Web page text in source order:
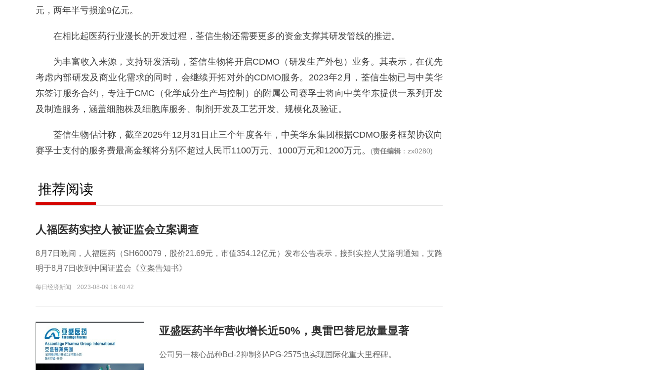
元，两年半亏损逾9亿元。
在相比起医药行业漫长的开发过程，荃信生物还需要更多的资金支撑其研发管线的推进。
为丰富收入来源，支持研发活动，荃信生物将开启CDMO（研发生产外包）业务。其表示，在优先
考虑内部研发及商业化需求的同时，会继续开拓对外的CDMO服务。2023年2月，荃信生物已与中美华
东签订服务合约，专注于CMC（化学成分生产与控制）的附属公司赛孚士将向中美华东提供一系列开发
及制造服务，涵盖细胞株及细胞库服务、制剂开发及工艺开发、规模化及验证。
荃信生物估计称，截至2025年12月31日止三个年度各年，中美华东集团根据CDMO服务框架协议向
赛孚士支付的服务费最高金额将分别不超过人民币1100万元、1000万元和1200万元。
(责任编辑 ：zx0280)
推荐阅读
人福医药实控人被证监会立案调查
8月7日晚间，人福医药（SH600079，股价21.69元，市值354.12亿元）发布公告表示，接到实控人艾路明通知，艾路
明于8月7日收到中国证监会《立案告知书》
每日经济新闻 2023-08-09 16:40:42
亚盛医药半年营收增长近50%，奥雷巴替尼放量显著
公司另一核心品种Bcl-2抑制剂APG-2575也实现国际化重大里程碑。